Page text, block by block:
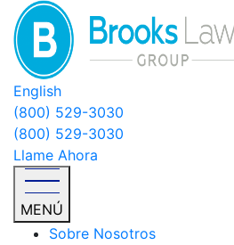
English
(800) 529-3030
(800) 529-3030
Llame Ahora
MENÚ
Sobre Nosotros